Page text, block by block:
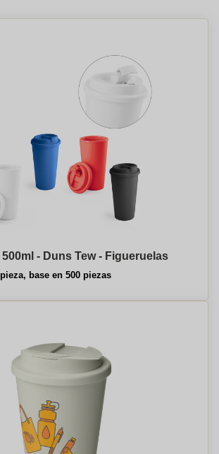
- Duns Tew - Figueruelas
base en 500 piezas